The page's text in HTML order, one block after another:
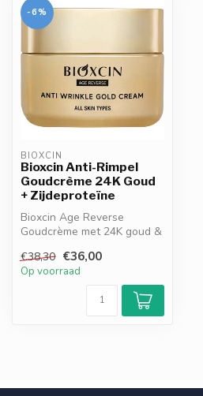
-6%
BIOXCIN
Bioxcin Anti-Rimpel
Goudcrème 24K Goud
+ Zijdeproteïne
Bioxcin Age Reverse
Goudcrème met 24K goud &
hydrate...
€38,30 €36,00
Op voorraad